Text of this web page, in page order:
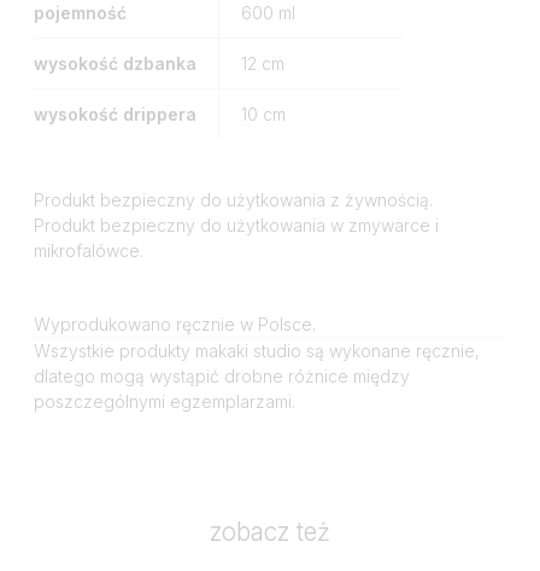
pojemność 600 ml
wysokość dzbanka 12 cm
wysokość drippera 10 cm
Produkt bezpieczny do użytkowania z żywnością.
Produkt bezpieczny do użytkowania w zmywarce i
mikrofalówce.
Wyprodukowano ręcznie w Polsce.
Wszystkie produkty makaki studio są wykonane ręcznie,
dlatego mogą wystąpić drobne różnice między
poszczególnymi egzemplarzami.
zobacz też